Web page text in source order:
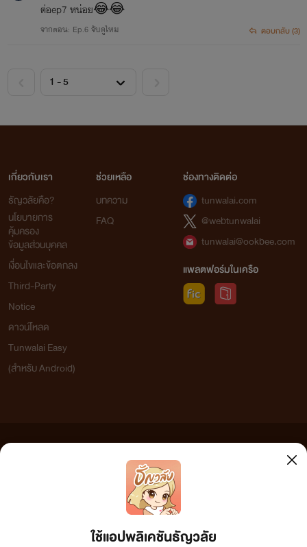
ต่อep7 หน่อย😂😂
จากตอน: Ep.6 จับดูไหม ตอบกลับ (3)
ใช้แอปพลิเคชันธัญวลัย
เกี่ยวกับเรา
ธัญวลัยคือ?
นโยบายการ
คุ้มครอง
ข้อมูลส่วนบุคคล
เงื่อนไขและข้อตกลง
Third-Party
Notice
ดาวน์โหลด
Tunwalai Easy
(สำหรับ Android)
ช่วยเหลือ
บทความ
FAQ
ช่องทางติดต่อ
tunwalai.com
@webtunwalai
tunwalai@ookbee.com
แพลตฟอร์มในเครือ
เว็บไซต์แห่งนี้ไม่ได้เห็นด้วยและไม่ขอรับผิดชอบต่อข้อความใดๆ ทั้งสิ้น ดังนั้นผู้อ่านทุกท่านโปรดใช้
วิจารณญาณในการกลั่นกรองด้วยตนเอง และหากท่านพบข้อความใดๆ ที่ขัดต่อกฎหมายและศีลธรรม
กรุณาแจ้งมาที่ tunwalai@ookbee.com เพื่อทีมงานจะได้ดำเนินการในทันที ทั้งนี้ ทางเว็บไซต์ขอสงวน
ลิขสิทธิ์ตามพระราชบัญญัติลิขสิทธิ์ (ฉบับเพิ่มเติม) พ.ศ.2558